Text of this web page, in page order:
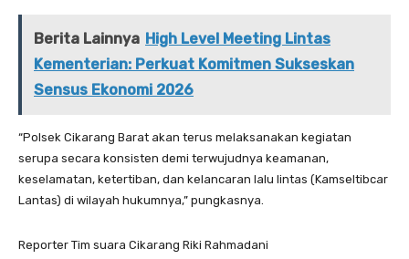
Berita Lainnya High Level Meeting Lintas
Kementerian: Perkuat Komitmen Sukseskan
Sensus Ekonomi 2026
“Polsek Cikarang Barat akan terus melaksanakan kegiatan
serupa secara konsisten demi terwujudnya keamanan,
keselamatan, ketertiban, dan kelancaran lalu lintas (Kamseltibcar
Lantas) di wilayah hukumnya,” pungkasnya.
Reporter Tim suara Cikarang Riki Rahmadani